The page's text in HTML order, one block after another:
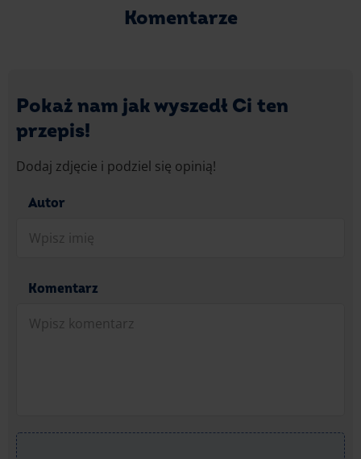
Komentarze
Pokaż nam jak wyszedł Ci ten
przepis!
Dodaj zdjęcie i podziel się opinią!
Autor
Komentarz